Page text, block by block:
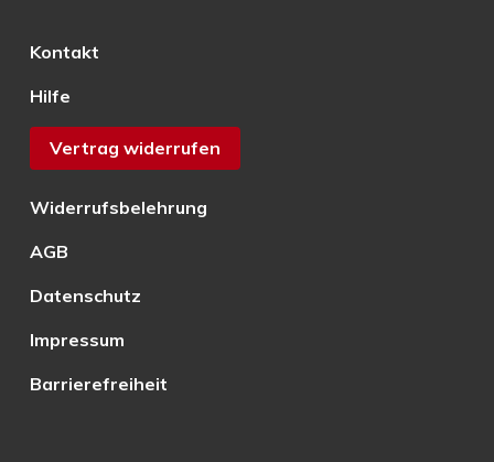
Kontakt
Hilfe
Vertrag widerrufen
Widerrufsbelehrung
AGB
Datenschutz
Impressum
Barrierefreiheit